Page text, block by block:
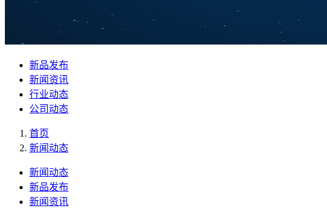
新品发布
新闻资讯
行业动态
公司动态
首页
新闻动态
新闻动态
新品发布
新闻资讯